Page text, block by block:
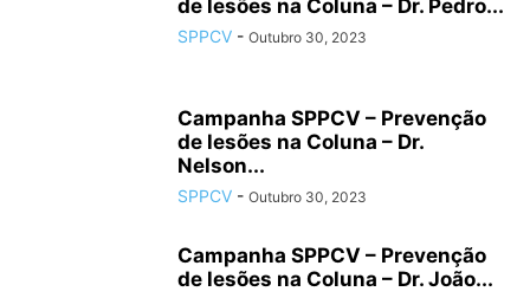
de lesões na Coluna – Dr. Pedro...
SPPCV - Outubro 30, 2023
Campanha SPPCV – Prevenção
de lesões na Coluna – Dr.
Nelson...
SPPCV - Outubro 30, 2023
Campanha SPPCV – Prevenção
de lesões na Coluna – Dr. João...